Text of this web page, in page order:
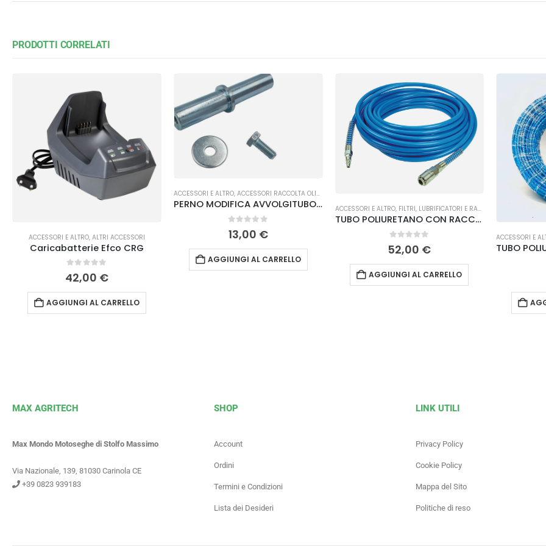
PRODOTTI CORRELATI
ACCESSORI E ALTRO, ALTRI ACCESSORI
Caricabatterie Efco CRG
Su 5
42,00 €
AGGIUNGI AL CARRELLO
ACCESSORI E ALTRO, ACCESSORI RACCOLTA OLIVE
PERNO MODIFICA AVVOLGITUBO MASCHIO Lisam
Su 5
13,00 €
AGGIUNGI AL CARRELLO
ACCESSORI E ALTRO, FILTRI, LUBRIFICATORI E RACCORDI
TUBO POLIURETANO CON RACCORDI A INNESTO MT, 25 Ø 8 x 10 Lisam
Su 5
52,00 €
AGGIUNGI AL CARRELLO
ACCESSORI E
MAX AGRITECH
Max Mondo Motoseghe di Stolfo Massimo
Via Nazionale, 139, 81030 Carinola CE
+39 0823 939183
SHOP
Account
Ordini
Termini e Condizioni
Lista dei Desideri
LINK UTILI
Privacy Policy
Cookie Policy
Mappa del Sito
Politiche di reso